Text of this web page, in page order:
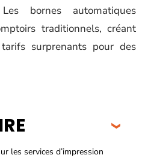
bornes automatiques
traditionnels, créant
surprenants pour des
les services d’impression